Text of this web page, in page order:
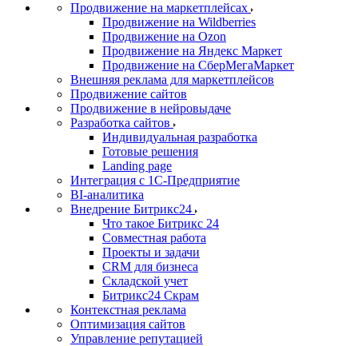
Продвижение на маркетплейсах
Продвижение на Wildberries
Продвижение на Ozon
Продвижение на Яндекс Маркет
Продвижение на СберМегаМаркет
Внешняя реклама для маркетплейсов
Продвижение сайтов
Продвижение в нейровыдаче
Разработка сайтов
Индивидуальная разработка
Готовые решения
Landing page
Интеграция с 1С-Предприятие
BI-аналитика
Внедрение Битрикс24
Что такое Битрикс 24
Совместная работа
Проекты и задачи
СRМ для бизнеса
Складской учет
Битрикс24 Скрам
Контекстная реклама
Оптимизация сайтов
Управление репутацией